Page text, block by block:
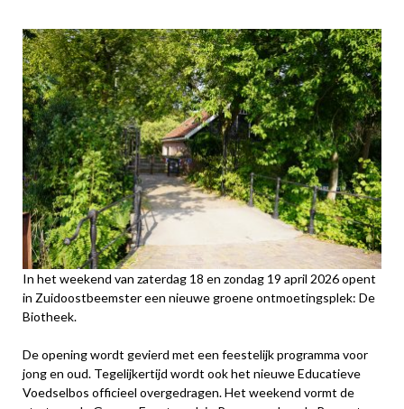
In het weekend van zaterdag 18 en zondag 19 april 2026 opent
in Zuidoostbeemster een nieuwe groene ontmoetingsplek: De
Biotheek.
De opening wordt gevierd met een feestelijk programma voor
jong en oud. Tegelijkertijd wordt ook het nieuwe Educatieve
Voedselbos officieel overgedragen. Het weekend vormt de